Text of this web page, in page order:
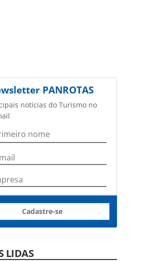
PANROTAS
notícias do Turismo no
Cadastre-se
LIDAS